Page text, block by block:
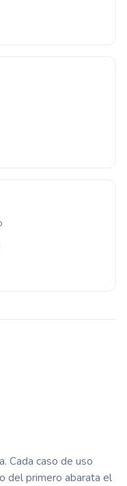
Cada caso de uso
del primero abarata el